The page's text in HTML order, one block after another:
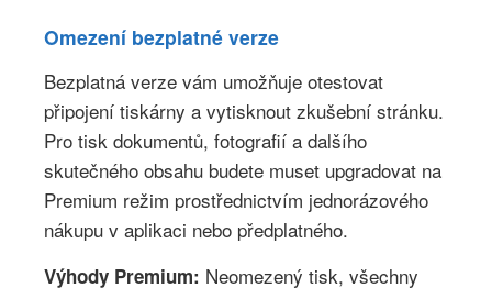
Omezení bezplatné verze
Bezplatná verze vám umožňuje otestovat
připojení tiskárny a vytisknout zkušební stránku.
Pro tisk dokumentů, fotografií a dalšího
skutečného obsahu budete muset upgradovat na
Premium režim prostřednictvím jednorázového
nákupu v aplikaci nebo předplatného.
Výhody Premium: Neomezený tisk, všechny